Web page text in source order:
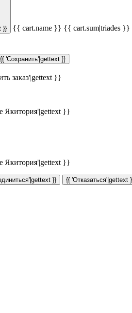
}} {{ cart.name }} {{ cart.sum|triades }}
{{ 'Сохранить'|gettext }}
заказ'|gettext }}
Якитория'|gettext }}
Якитория'|gettext }}
}} {{ 'Отказаться'|gettext